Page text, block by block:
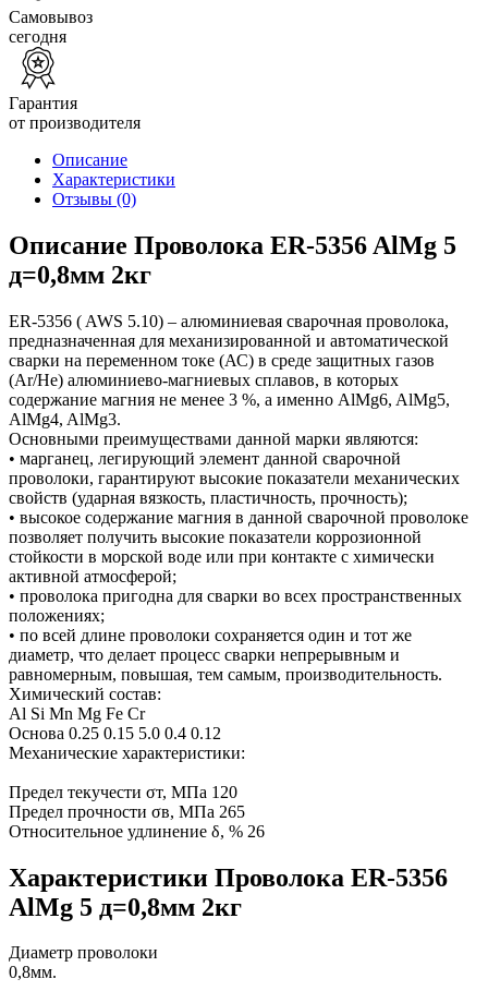
Самовывоз
сегодня
Гарантия
от производителя
Описание
Характеристики
Отзывы (0)
Описание Проволока ER-5356 AlMg 5
д=0,8мм 2кг
ER-5356 ( AWS 5.10) – алюминиевая сварочная проволока,
предназначенная для механизированной и автоматической
сварки на переменном токе (АС) в среде защитных газов
(Ar/He) алюминиево-магниевых сплавов, в которых
содержание магния не менее 3 %, а именно AlMg6, AlMg5,
AlMg4, AlMg3.
Основными преимуществами данной марки являются:
• марганец, легирующий элемент данной сварочной
проволоки, гарантируют высокие показатели механических
свойств (ударная вязкость, пластичность, прочность);
• высокое содержание магния в данной сварочной проволоке
позволяет получить высокие показатели коррозионной
стойкости в морской воде или при контакте с химически
активной атмосферой;
• проволока пригодна для сварки во всех пространственных
положениях;
• по всей длине проволоки сохраняется один и тот же
диаметр, что делает процесс сварки непрерывным и
равномерным, повышая, тем самым, производительность.
Химический состав:
Al Si Mn Mg Fe Cr
Основа 0.25 0.15 5.0 0.4 0.12
Механические характеристики:
Предел текучести σт, МПа 120
Предел прочности σв, МПа 265
Относительное удлинение δ, % 26
Характеристики Проволока ER-5356
AlMg 5 д=0,8мм 2кг
Диаметр проволоки
0,8мм.